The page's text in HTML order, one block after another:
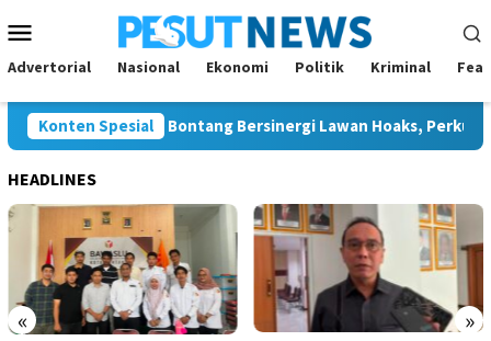
ke
kontenMobile
Advertorial Nasional Ekonomi Politik Kriminal
Konten Spesial
dan JMSI Bontang Bersinergi Lawan Hoaks, Perkuat
HEADLINES
« »